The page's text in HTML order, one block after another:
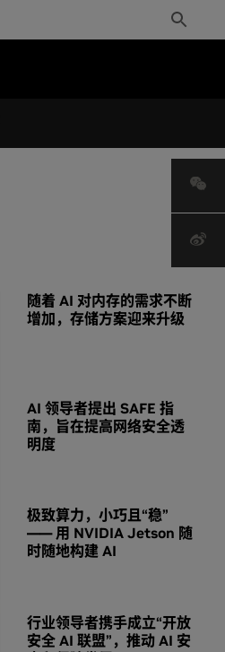
Toggle
Search
随着 AI 对内存的需求不断
增加，存储方案迎来升级
AI 领导者提出 SAFE 指
南，旨在提高网络安全透
明度
极致算力，小巧且“稳”
—— 用 NVIDIA Jetson 随
时随地构建 AI
行业领导者携手成立“开放
安全 AI 联盟”，推动 AI 安